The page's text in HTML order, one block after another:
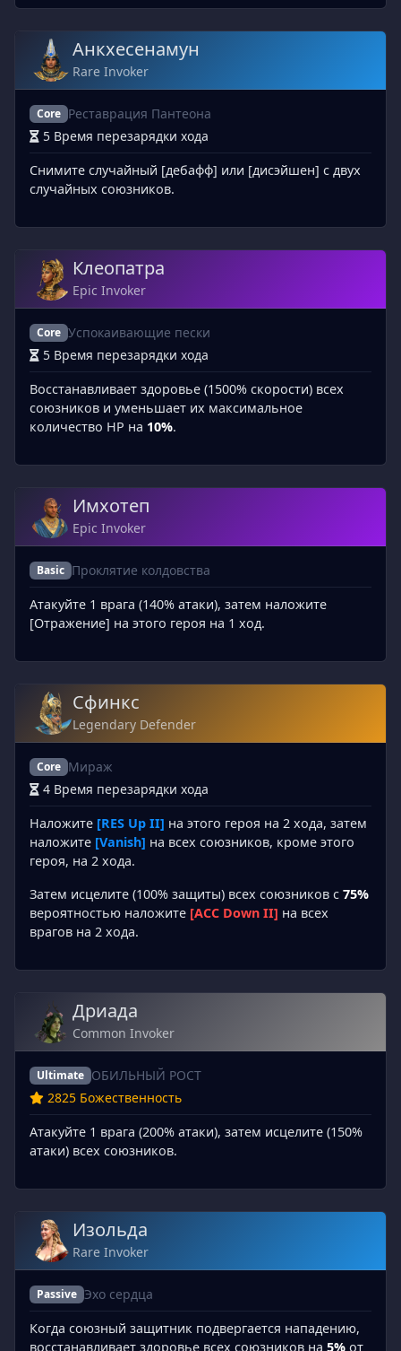
Анкхесенамун
Rare Invoker
Core Реставрация Пантеона
5 Время перезарядки хода
Снимите случайный [дебафф] или [дисэйшен] с двух
случайных союзников.
Клеопатра
Epic Invoker
Core Успокаивающие пески
5 Время перезарядки хода
Восстанавливает здоровье (1500% скорости) всех
союзников и уменьшает их максимальное
количество HP на 10%.
Имхотеп
Epic Invoker
Basic Проклятие колдовства
Атакуйте 1 врага (140% атаки), затем наложите
[Отражение] на этого героя на 1 ход.
Сфинкс
Legendary Defender
Core Мираж
4 Время перезарядки хода
Наложите [RES Up II] на этого героя на 2 хода, затем
наложите [Vanish] на всех союзников, кроме этого
героя, на 2 хода.
Затем исцелите (100% защиты) всех союзников с 75%
вероятностью наложите [ACC Down II] на всех
врагов на 2 хода.
Дриада
Common Invoker
Ultimate ОБИЛЬНЫЙ РОСТ
2825 Божественность
Атакуйте 1 врага (200% атаки), затем исцелите (150%
атаки) всех союзников.
Изольда
Rare Invoker
Passive Эхо сердца
Когда союзный защитник подвергается нападению,
восстанавливает здоровье всех союзников на 5% от